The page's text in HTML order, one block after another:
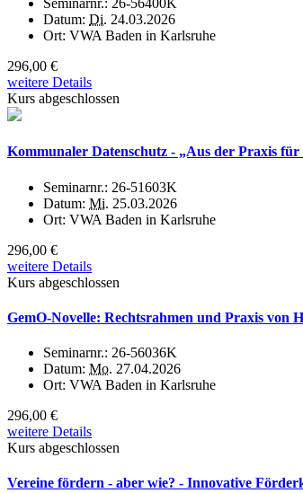
Seminarnr.: 26-56400K
Datum: Di. 24.03.2026
Ort: VWA Baden in Karlsruhe
296,00 €
weitere Details
Kurs abgeschlossen
Kommunaler Datenschutz - „Aus der Praxis für
Seminarnr.: 26-51603K
Datum: Mi. 25.03.2026
Ort: VWA Baden in Karlsruhe
296,00 €
weitere Details
Kurs abgeschlossen
GemO-Novelle: Rechtsrahmen und Praxis von
Seminarnr.: 26-56036K
Datum: Mo. 27.04.2026
Ort: VWA Baden in Karlsruhe
296,00 €
weitere Details
Kurs abgeschlossen
Vereine fördern - aber wie? - Innovative